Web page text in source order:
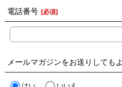
電話番号 [必須]
メールマガジンをお送りしても